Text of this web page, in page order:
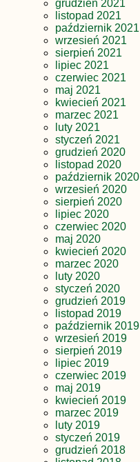
grudzień 2021
listopad 2021
październik 2021
wrzesień 2021
sierpień 2021
lipiec 2021
czerwiec 2021
maj 2021
kwiecień 2021
marzec 2021
luty 2021
styczeń 2021
grudzień 2020
listopad 2020
październik 2020
wrzesień 2020
sierpień 2020
lipiec 2020
czerwiec 2020
maj 2020
kwiecień 2020
marzec 2020
luty 2020
styczeń 2020
grudzień 2019
listopad 2019
październik 2019
wrzesień 2019
sierpień 2019
lipiec 2019
czerwiec 2019
maj 2019
kwiecień 2019
marzec 2019
luty 2019
styczeń 2019
grudzień 2018